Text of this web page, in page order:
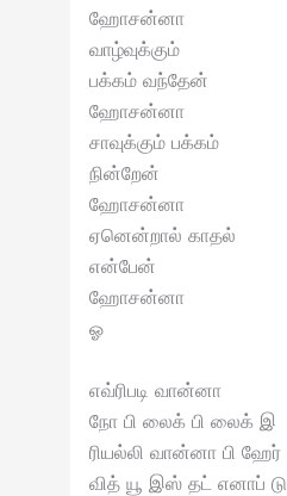
ஹோசன்னா
வாழ்வுக்கும்
பக்கம் வந்தேன்
ஹோசன்னா
சாவுக்கும் பக்கம்
நின்றேன்
ஹோசன்னா
ஏனென்றால் காதல்
என்பேன்
ஹோசன்னா
ஓ
எவ்ரிபடி வான்னா
நோ பி லைக் பி லைக் இ
ரியல்லி வான்னா பி ஹேர்
வித் யூ இஸ் தட் எனாப் டு